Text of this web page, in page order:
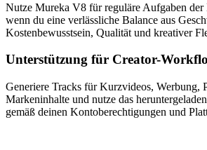
Nutze Mureka V8 für reguläre Aufgaben der
wenn du eine verlässliche Balance aus
Kostenbewusstsein, Qualität und kreativer
Unterstützung für Creator-
Generiere Tracks für Kurzvideos, Werbung,
Markeninhalte und nutze das
gemäß deinen Kontoberechtigungen und